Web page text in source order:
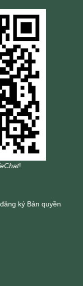
!
ký Bản quyền